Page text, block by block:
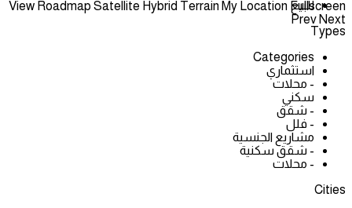
View Roadmap Satellite Hybrid Terrain My Location Fullscreen
Prev Next
للبيع
Types
Categories
استثماري
- محلات
سكني
- شقق
- فلل
مشاريع الجنسية
- شقق سكنية
- محلات
Cities